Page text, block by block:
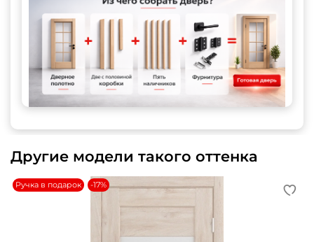
Другие модели такого оттенка
Ручка в подарок -17%